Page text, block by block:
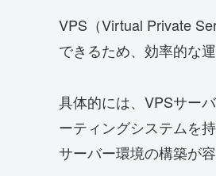
VPS（Virtual Private
できるため、効率的な
具体的には、VPSサー
ーティングシステムを
サーバー環境の構築が容